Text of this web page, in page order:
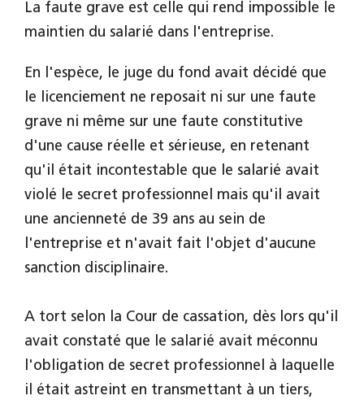
La faute grave est celle qui rend impossible le
maintien du salarié dans l'entreprise.
En l'espèce, le juge du fond avait décidé que
le licenciement ne reposait ni sur une faute
grave ni même sur une faute constitutive
d'une cause réelle et sérieuse, en retenant
qu'il était incontestable que le salarié avait
violé le secret professionnel mais qu'il avait
une ancienneté de 39 ans au sein de
l'entreprise et n'avait fait l'objet d'aucune
sanction disciplinaire.
A tort selon la Cour de cassation, dès lors qu'il
avait constaté que le salarié avait méconnu
l'obligation de secret professionnel à laquelle
il était astreint en transmettant à un tiers,